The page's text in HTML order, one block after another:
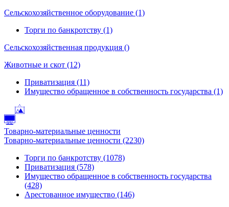
Сельскохозяйственное оборудование (1)
Торги по банкротству (1)
Сельскохозяйственная продукция ()
Животные и скот (12)
Приватизация (11)
Имущество обращенное в собственность государства (1)
Товарно-материальные ценности
Товарно-материальные ценности (2230)
Торги по банкротству (1078)
Приватизация (578)
Имущество обращенное в собственность государства
(428)
Арестованное имущество (146)